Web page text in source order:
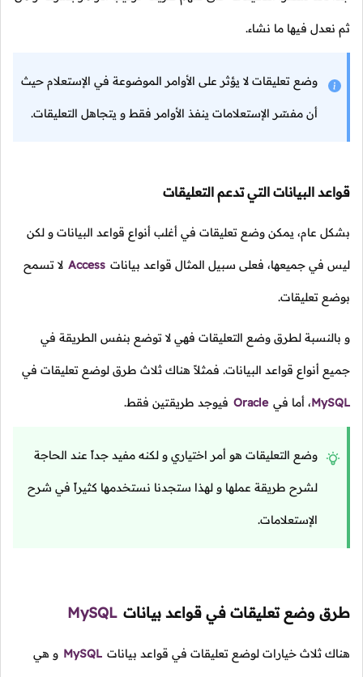
ثم نعدل فيها ما نشاء.
وضع تعليقات لا يؤثر على الأوامر الموضوعة في الإستعلام حيث
أن مفسّر الإستعلامات ينفذ الأوامر فقط و يتجاهل التعليقات.
قواعد البيانات التي تدعم التعليقات
بشكل عام، يمكن وضع تعليقات في أغلب أنواع قواعد البيانات و لكن
ليس في جميعها، فعلى سبيل المثال قواعد بيانات Access لا تسمح
بوضع تعليقات.
و بالنسبة لطرق وضع التعليقات فهي لا توضع بنفس الطريقة في
جميع أنواع قواعد البيانات. فمثلاً هناك ثلاث طرق لوضع تعليقات في
MySQL، أما في Oracle فيوجد طريقتين فقط.
وضع التعليقات هو أمر اختياري و لكنه مفيد جداً عند الحاجة
لشرح طريقة عملها و لهذا ستجدنا نستخدمها كثيراً في شرح
الإستعلامات.
طرق وضع تعليقات في قواعد بيانات MySQL
هناك ثلاث خيارات لوضع تعليقات في قواعد بيانات MySQL و هي